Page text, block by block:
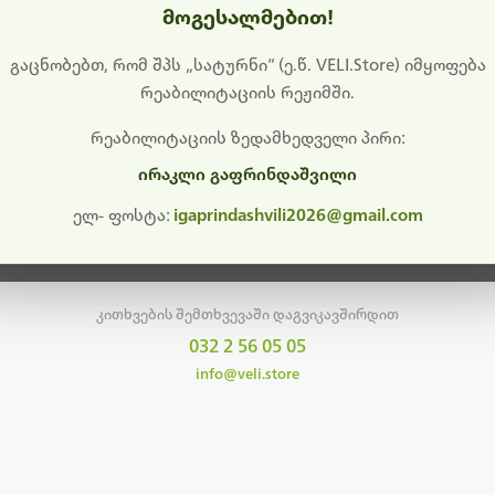
გიხდით შეფერხებისთვის. ამჟამად მიმდინარეობს
განახლება და ტექნიკური სამუშაოები.
მალე ისევ ხელმისაწვდომი იქნება. გმადლობთ მოთმინებისთვის!
მთავარ გვერდზე დაბრუნება
კითხვების შემთხვევაში დაგვიკავშირდით
032 2 56 05 05
info@veli.store
მოგესალმებით!
გაცნობებთ, რომ შპს „სატურნი“ (ე.წ. VELI.Store) იმყოფება
რეაბილიტაციის რეჟიმში.
რეაბილიტაციის ზედამხედველი პირი:
ირაკლი გაფრინდაშვილი
ელ- ფოსტა: igaprindashvili2026@gmail.com